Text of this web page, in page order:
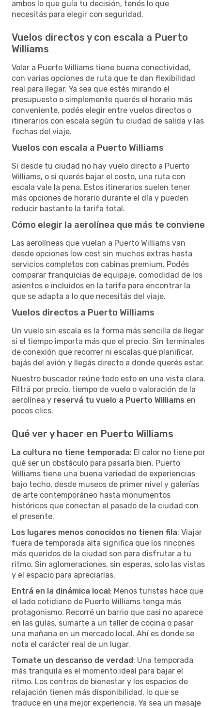
ambos lo que guía tu decisión, tenés lo que
necesitás para elegir con seguridad.
Vuelos directos y con escala a Puerto
Williams
Volar a Puerto Williams tiene buena conectividad,
con varias opciones de ruta que te dan flexibilidad
real para llegar. Ya sea que estés mirando el
presupuesto o simplemente querés el horario más
conveniente, podés elegir entre vuelos directos o
itinerarios con escala según tu ciudad de salida y las
fechas del viaje.
Vuelos con escala a Puerto Williams
Si desde tu ciudad no hay vuelo directo a Puerto
Williams, o si querés bajar el costo, una ruta con
escala vale la pena. Estos itinerarios suelen tener
más opciones de horario durante el día y pueden
reducir bastante la tarifa total.
Cómo elegir la aerolínea que más te conviene
Las aerolíneas que vuelan a Puerto Williams van
desde opciones low cost sin muchos extras hasta
servicios completos con cabinas premium. Podés
comparar franquicias de equipaje, comodidad de los
asientos e incluidos en la tarifa para encontrar la
que se adapta a lo que necesitás del viaje.
Vuelos directos a Puerto Williams
Un vuelo sin escala es la forma más sencilla de llegar
si el tiempo importa más que el precio. Sin terminales
de conexión que recorrer ni escalas que planificar,
bajás del avión y llegás directo a donde querés estar.
Nuestro buscador reúne todo esto en una vista clara.
Filtrá por precio, tiempo de vuelo o valoración de la
aerolínea y reservá tu vuelo a Puerto Williams en
pocos clics.
Qué ver y hacer en Puerto Williams
La cultura no tiene temporada: El calor no tiene por
qué ser un obstáculo para pasarla bien. Puerto
Williams tiene una buena variedad de experiencias
bajo techo, desde museos de primer nivel y galerías
de arte contemporáneo hasta monumentos
históricos que conectan el pasado de la ciudad con
el presente.
Los lugares menos conocidos no tienen fila: Viajar
fuera de temporada alta significa que los rincones
más queridos de la ciudad son para disfrutar a tu
ritmo. Sin aglomeraciones, sin esperas, solo las vistas
y el espacio para apreciarlas.
Entrá en la dinámica local: Menos turistas hace que
el lado cotidiano de Puerto Williams tenga más
protagonismo. Recorré un barrio que casi no aparece
en las guías, sumarte a un taller de cocina o pasar
una mañana en un mercado local. Ahí es donde se
nota el carácter real de un lugar.
Tomate un descanso de verdad: Una temporada
más tranquila es el momento ideal para bajar el
ritmo. Los centros de bienestar y los espacios de
relajación tienen más disponibilidad, lo que se
traduce en una mejor experiencia. Ya sea un masaje